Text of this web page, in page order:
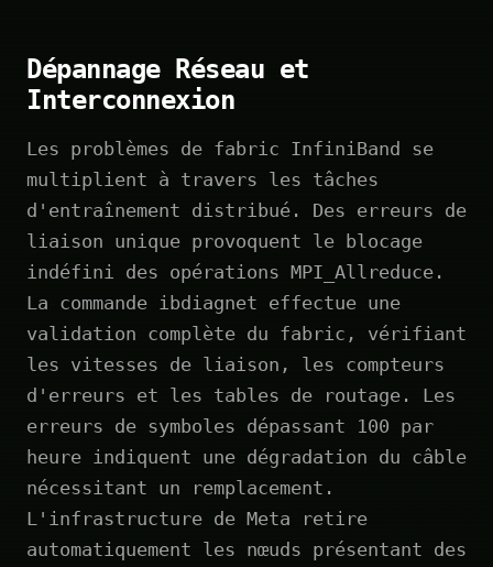
Dépannage Réseau et
Interconnexion
Les problèmes de fabric InfiniBand se
multiplient à travers les tâches
d'entraînement distribué. Des erreurs de
liaison unique provoquent le blocage
indéfini des opérations MPI_Allreduce.
La commande ibdiagnet effectue une
validation complète du fabric, vérifiant
les vitesses de liaison, les compteurs
d'erreurs et les tables de routage. Les
erreurs de symboles dépassant 100 par
heure indiquent une dégradation du câble
nécessitant un remplacement.
L'infrastructure de Meta retire
automatiquement les nœuds présentant des